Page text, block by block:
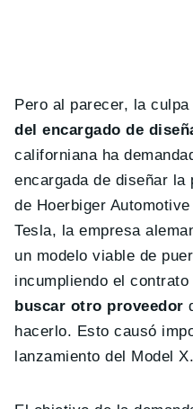
Pero al parecer, la
del encargado de
californiana ha
encargada de diseñar la
de Hoerbiger
Tesla, la empresa
un modelo viable de
incumpliendo el
buscar otro proveedor
hacerlo. Esto causó
lanzamiento del Model X.